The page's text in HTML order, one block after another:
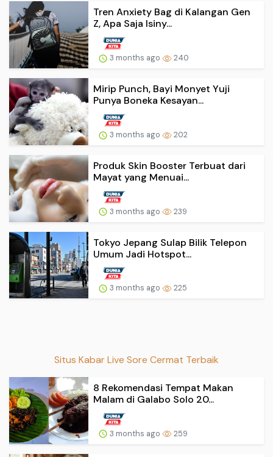
Tren Anxiety Bag di Kalangan Gen
Z, Apa Saja Isiny...
3 months ago 240
Mirip Punch, Bayi Monyet Yuji
Punya Boneka Kesayan...
3 months ago 202
Produk Skin Booster Terbuat dari
Mayat yang Menuai...
3 months ago 239
Tokyo Jepang Sulap Bilik Telepon
Umum Jadi Hotspot...
3 months ago 225
Situs Kabar Live Sore Cermat Terbaik
8 Rekomendasi Tempat Makan
Malam di Galabo Solo 20...
3 months ago 259